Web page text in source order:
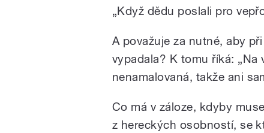
„Když dědu poslali pro
A považuje za nutné, aby
vypadala? K tomu říká:
nenamalovaná, takže ani
Co má v záloze, kdyby
z hereckých osobností, se